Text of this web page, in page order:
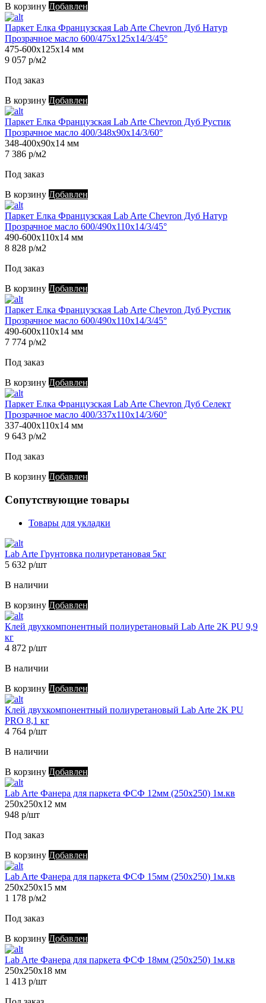
В корзину Добавлен
Паркет Елка Французская Lab Arte Chevron Дуб Натур
Прозрачное масло 600/475х125х14/3/45°
475-600х125х14 мм
9 057 р/м2
Под заказ
В корзину Добавлен
Паркет Елка Французская Lab Arte Chevron Дуб Рустик
Прозрачное масло 400/348х90х14/3/60°
348-400х90х14 мм
7 386 р/м2
Под заказ
В корзину Добавлен
Паркет Елка Французская Lab Arte Chevron Дуб Натур
Прозрачное масло 600/490х110х14/3/45°
490-600х110х14 мм
8 828 р/м2
Под заказ
В корзину Добавлен
Паркет Елка Французская Lab Arte Chevron Дуб Рустик
Прозрачное масло 600/490х110х14/3/45°
490-600х110х14 мм
7 774 р/м2
Под заказ
В корзину Добавлен
Паркет Елка Французская Lab Arte Chevron Дуб Селект
Прозрачное масло 400/337х110х14/3/60°
337-400х110х14 мм
9 643 р/м2
Под заказ
В корзину Добавлен
Сопутствующие товары
Товары для укладки
Lab Arte Грунтовка полиуретановая 5кг
5 632 р/шт
В наличии
В корзину Добавлен
Клей двухкомпонентный полиуретановый Lab Arte 2K PU 9,9
кг
4 872 р/шт
В наличии
В корзину Добавлен
Клей двухкомпонентный полиуретановый Lab Arte 2K PU
PRO 8,1 кг
4 764 р/шт
В наличии
В корзину Добавлен
Lab Arte Фанера для паркета ФСФ 12мм (250х250) 1м.кв
250х250х12 мм
948 р/шт
Под заказ
В корзину Добавлен
Lab Arte Фанера для паркета ФСФ 15мм (250х250) 1м.кв
250х250х15 мм
1 178 р/м2
Под заказ
В корзину Добавлен
Lab Arte Фанера для паркета ФСФ 18мм (250х250) 1м.кв
250х250х18 мм
1 413 р/шт